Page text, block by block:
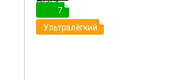
7
Ультралёгкий